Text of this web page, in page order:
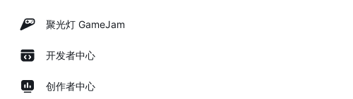
聚光灯 GameJam
开发者中心
创作者中心